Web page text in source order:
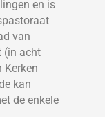
en is
van
(in acht
Kerken
kan
de enkele